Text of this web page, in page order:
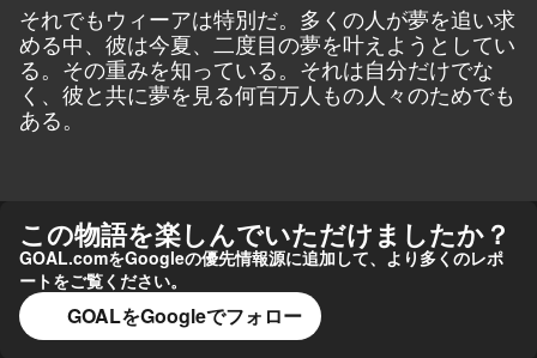
それでもウィーアは特別だ。多くの人が夢を追い求
める中、彼は今夏、二度目の夢を叶えようとしてい
る。その重みを知っている。それは自分だけでな
く、彼と共に夢を見る何百万人もの人々のためでも
ある。
この物語を楽しんでいただけましたか？
GOAL.comをGoogleの優先情報源に追加して、より多くのレポ
ートをご覧ください。
GOALをGoogleでフォロー